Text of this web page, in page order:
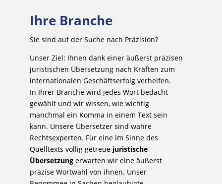
Ihre Branche
Sie sind auf der Suche nach Präzision?
Unser Ziel: Ihnen dank einer äußerst präzisen
juristischen Übersetzung nach Kräften zum
internationalen Geschäftserfolg verhelfen.
In Ihrer Branche wird jedes Wort bedacht
gewählt und wir wissen, wie wichtig
manchmal ein Komma in einem Text sein
kann. Unsere Übersetzer sind wahre
Rechtsexperten. Für eine im Sinne des
Quelltexts völlig getreue juristische
Übersetzungerwarten wir eine äußerst
präzise Wortwahl von ihnen. Unser